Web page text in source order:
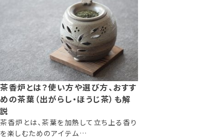
茶香炉とは？使い方や選び方、おすす
めの茶葉（出がらし・ほうじ茶）も解
説
茶香炉とは、茶葉を加熱して立ち上る香り
を楽しむためのアイテム…